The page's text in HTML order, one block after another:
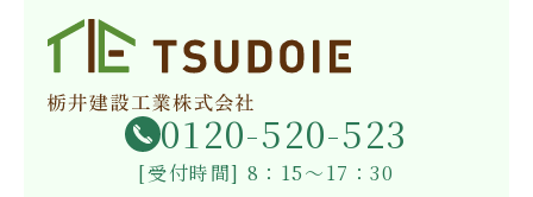
0120-520-523
[受付時間] 8：15～17：30